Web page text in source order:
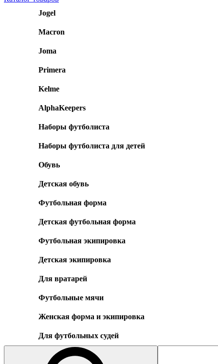
Jogel
Macron
Joma
Primera
Kelme
AlphaKeepers
Наборы футболиста
Наборы футболиста для детей
Обувь
Детская обувь
Футбольная форма
Детская футбольная форма
Футбольная экипировка
Детская экипировка
Для вратарей
Футбольные мячи
Женская форма и экипировка
Для футбольных судей